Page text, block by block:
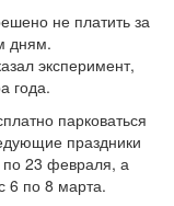
не платить за
дням.
эксперимент,
года.
парковаться
праздники
по 23 февраля, а
6 по 8 марта.